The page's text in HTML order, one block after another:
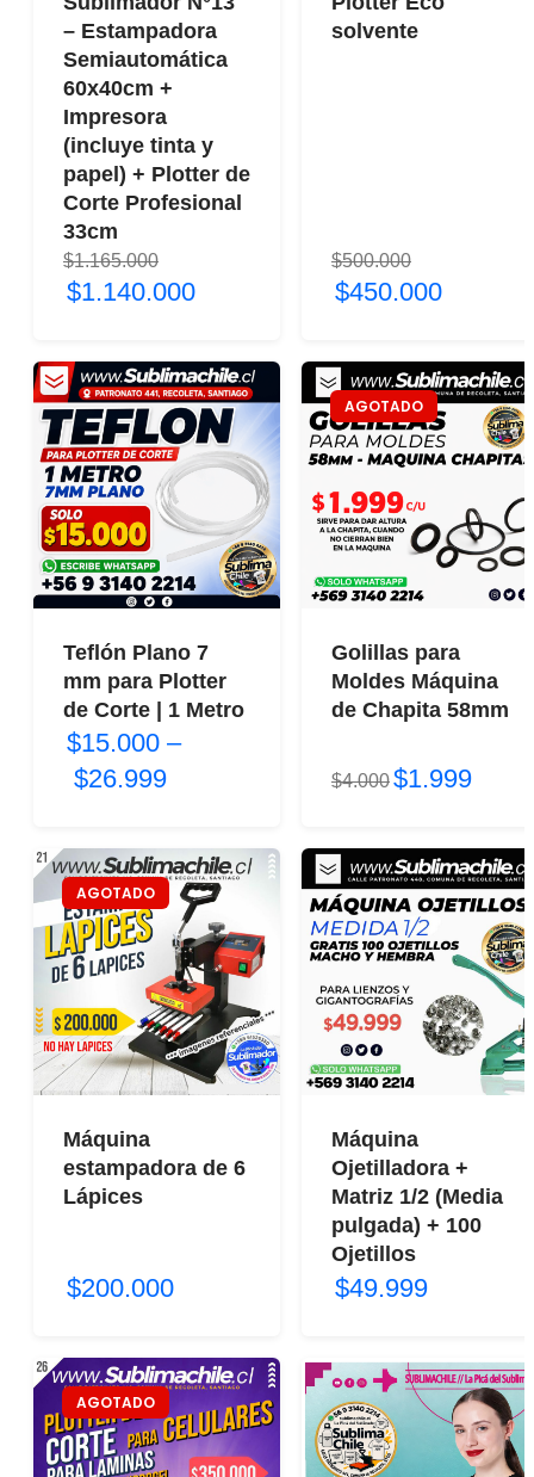
– Estampadora
Semiautomática
60x40cm +
Impresora
(incluye tinta y
papel) + Plotter de
Corte Profesional
33cm
$1.165.000
$1.140.000
solvente
$500.000
$450.000
Teflón Plano 7
mm para Plotter
de Corte | 1 Metro
$15.000 –
$26.999
AGOTADO
Golillas para
Moldes Máquina
de Chapita 58mm
$4.000$1.999
AGOTADO
Máquina
estampadora de 6
Lápices
$200.000
Máquina
Ojetilladora +
Matriz 1/2 (Media
pulgada) + 100
Ojetillos
$49.999
AGOTADO